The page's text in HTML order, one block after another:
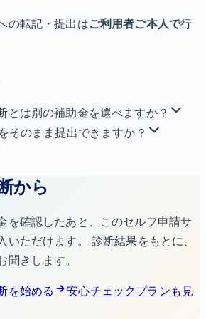
の転記・提出はご利用者ご本人で行
とは別の補助金を選べますか？
そのまま提出できますか？
から
を確認したあと、このセルフ申請サ
いただけます。 診断結果をもとに、
聞きします。
を始める
安心チェックプランも見